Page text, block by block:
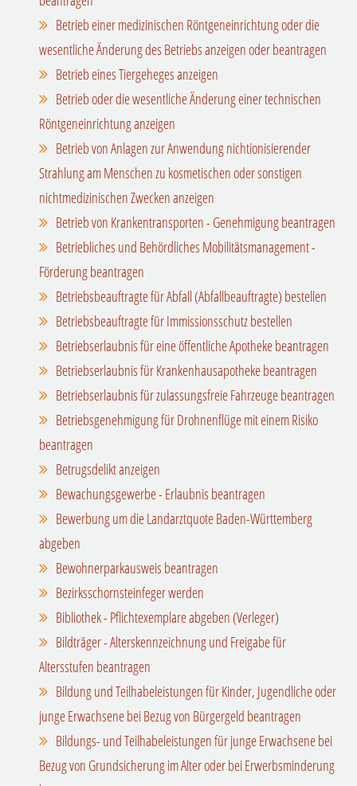
Betrieb einer medizinischen Röntgeneinrichtung oder die
wesentliche Änderung des Betriebs anzeigen oder beantragen
Betrieb eines Tiergeheges anzeigen
Betrieb oder die wesentliche Änderung einer technischen
Röntgeneinrichtung anzeigen
Betrieb von Anlagen zur Anwendung nichtionisierender
Strahlung am Menschen zu kosmetischen oder sonstigen
nichtmedizinischen Zwecken anzeigen
Betrieb von Krankentransporten - Genehmigung beantragen
Betriebliches und Behördliches Mobilitätsmanagement -
Förderung beantragen
Betriebsbeauftragte für Abfall (Abfallbeauftragte) bestellen
Betriebsbeauftragte für Immissionsschutz bestellen
Betriebserlaubnis für eine öffentliche Apotheke beantragen
Betriebserlaubnis für Krankenhausapotheke beantragen
Betriebserlaubnis für zulassungsfreie Fahrzeuge beantragen
Betriebsgenehmigung für Drohnenflüge mit einem Risiko
beantragen
Betrugsdelikt anzeigen
Bewachungsgewerbe - Erlaubnis beantragen
Bewerbung um die Landarztquote Baden-Württemberg
abgeben
Bewohnerparkausweis beantragen
Bezirksschornsteinfeger werden
Bibliothek - Pflichtexemplare abgeben (Verleger)
Bildträger - Alterskennzeichnung und Freigabe für
Altersstufen beantragen
Bildung und Teilhabeleistungen für Kinder, Jugendliche oder
junge Erwachsene bei Bezug von Bürgergeld beantragen
Bildungs- und Teilhabeleistungen für junge Erwachsene bei
Bezug von Grundsicherung im Alter oder bei Erwerbsminderung